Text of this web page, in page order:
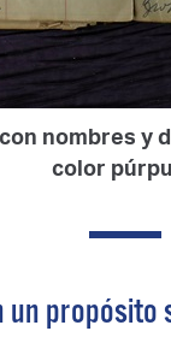
nombres
color